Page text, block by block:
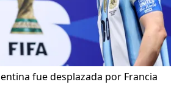
fue desplazada por Francia